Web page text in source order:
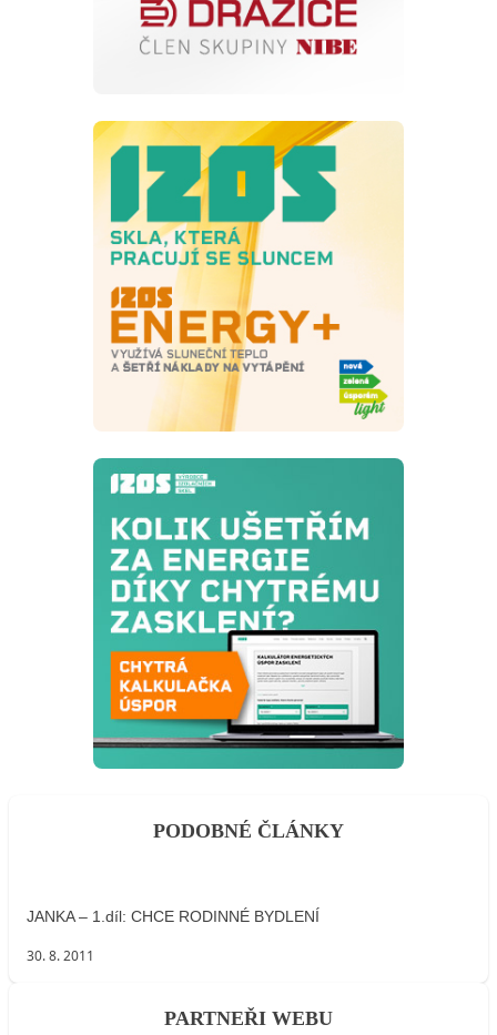
PODOBNÉ ČLÁNKY
JANKA – 1.díl: CHCE RODINNÉ BYDLENÍ
30. 8. 2011
PARTNEŘI WEBU